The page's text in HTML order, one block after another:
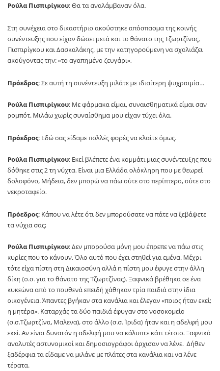
Ρούλα Πισπιρίγκου: Θα τα αναλάμβαναν όλα.
Στη συνέχεια στο δικαστήριο ακούστηκε απόσπασμα της κοινής
συνέντευξης που είχαν δώσει μετά και το θάνατο της Τζωρτζίνας,
Πισπιρίγκου και Δασκαλάκης, με την κατηγορούμενη να σχολιάζει
ακούγοντας την: «το αγαπημένο ζευγάρι».
Πρόεδρος: Σε αυτή τη συνέντευξη μιλάτε με ιδιαίτερη ψυχραιμία…
Ρούλα Πισπιρίγκου: Με φάρμακα είμαι, συναισθηματικά είμαι σαν
ρομπότ. Μιλάω χωρίς συναίσθημα μου είχαν τύχει όλα.
Πρόεδρος: Εδώ σας είδαμε πολλές φορές να κλαίτε όμως.
Ρούλα Πισπιρίγκου: Εκεί βλέπετε ένα κομμάτι μιας συνέντευξης που
δόθηκε στις 2 τη νύχτα. Είναι μια Ελλάδα ολόκληρη που με θεωρεί
δολοφόνο, Μήδεια, δεν μπορώ να πάω ούτε στο περίπτερο, ούτε στο
νεκροταφείο.
Πρόεδρος: Κάπου να λέτε ότι δεν μπορούσατε να πάτε να ξεβάψετε
τα νύχια σας;
Ρούλα Πισπιρίγκου: Δεν μπορούσα μόνη μου έπρεπε να πάω στις
κυρίες που το κάνουν. Όλο αυτό που έχει στηθεί για εμένα. Μέχρι
τότε είχα πίστη στη Δικαιοσύνη αλλά η πίστη μου έφυγε στην άλλη
δίκη (σ.σ. για το θάνατο της Τζωρτζίνας). Ξαφνικά βρέθηκα σε ένα
κυκεώνα από το πουθενά επειδή χάθηκαν τρία παιδιά στην ίδια
οικογένεια. Άπαντες βγήκαν στα κανάλια και έλεγαν «ποιος ήταν εκεί;
η μητέρα». Καταρχάς τα δύο παιδιά έφυγαν στο νοσοκομείο
(σ.σ.Τζωρτζίνα, Μαλενα), στο άλλο (σ.σ. Ίριδα) ήταν και η αδελφή μου
εκεί. Αν είναι δυνατόν η αδελφή μου να κάλυπτε κάτι τέτοιο. Ξαφνικά
αναλυτές αστυνομικοί και δημοσιογράφοι άρχισαν να λένε. Δήθεν
ξαδέρφια τα είδαμε να μιλάνε με πλάτες στα κανάλια και να λένε
τέρατα.